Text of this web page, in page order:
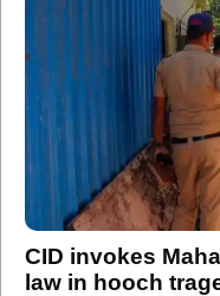
CID invokes
law in hooch